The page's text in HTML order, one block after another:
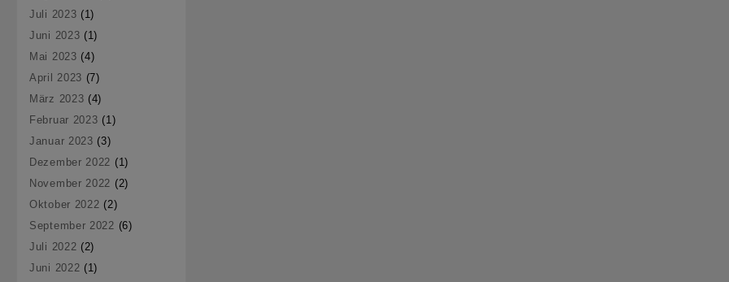
Juli 2023 (1)
Juni 2023 (1)
Mai 2023 (4)
April 2023 (7)
März 2023 (4)
Februar 2023 (1)
Januar 2023 (3)
Dezember 2022 (1)
November 2022 (2)
Oktober 2022 (2)
September 2022 (6)
Juli 2022 (2)
Juni 2022 (1)